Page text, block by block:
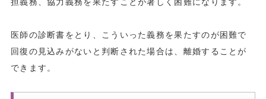
医師の診断書をとり、こういった義務を果たすのが困難で
回復の見込みがないと判断された場合は、離婚することが
できます。